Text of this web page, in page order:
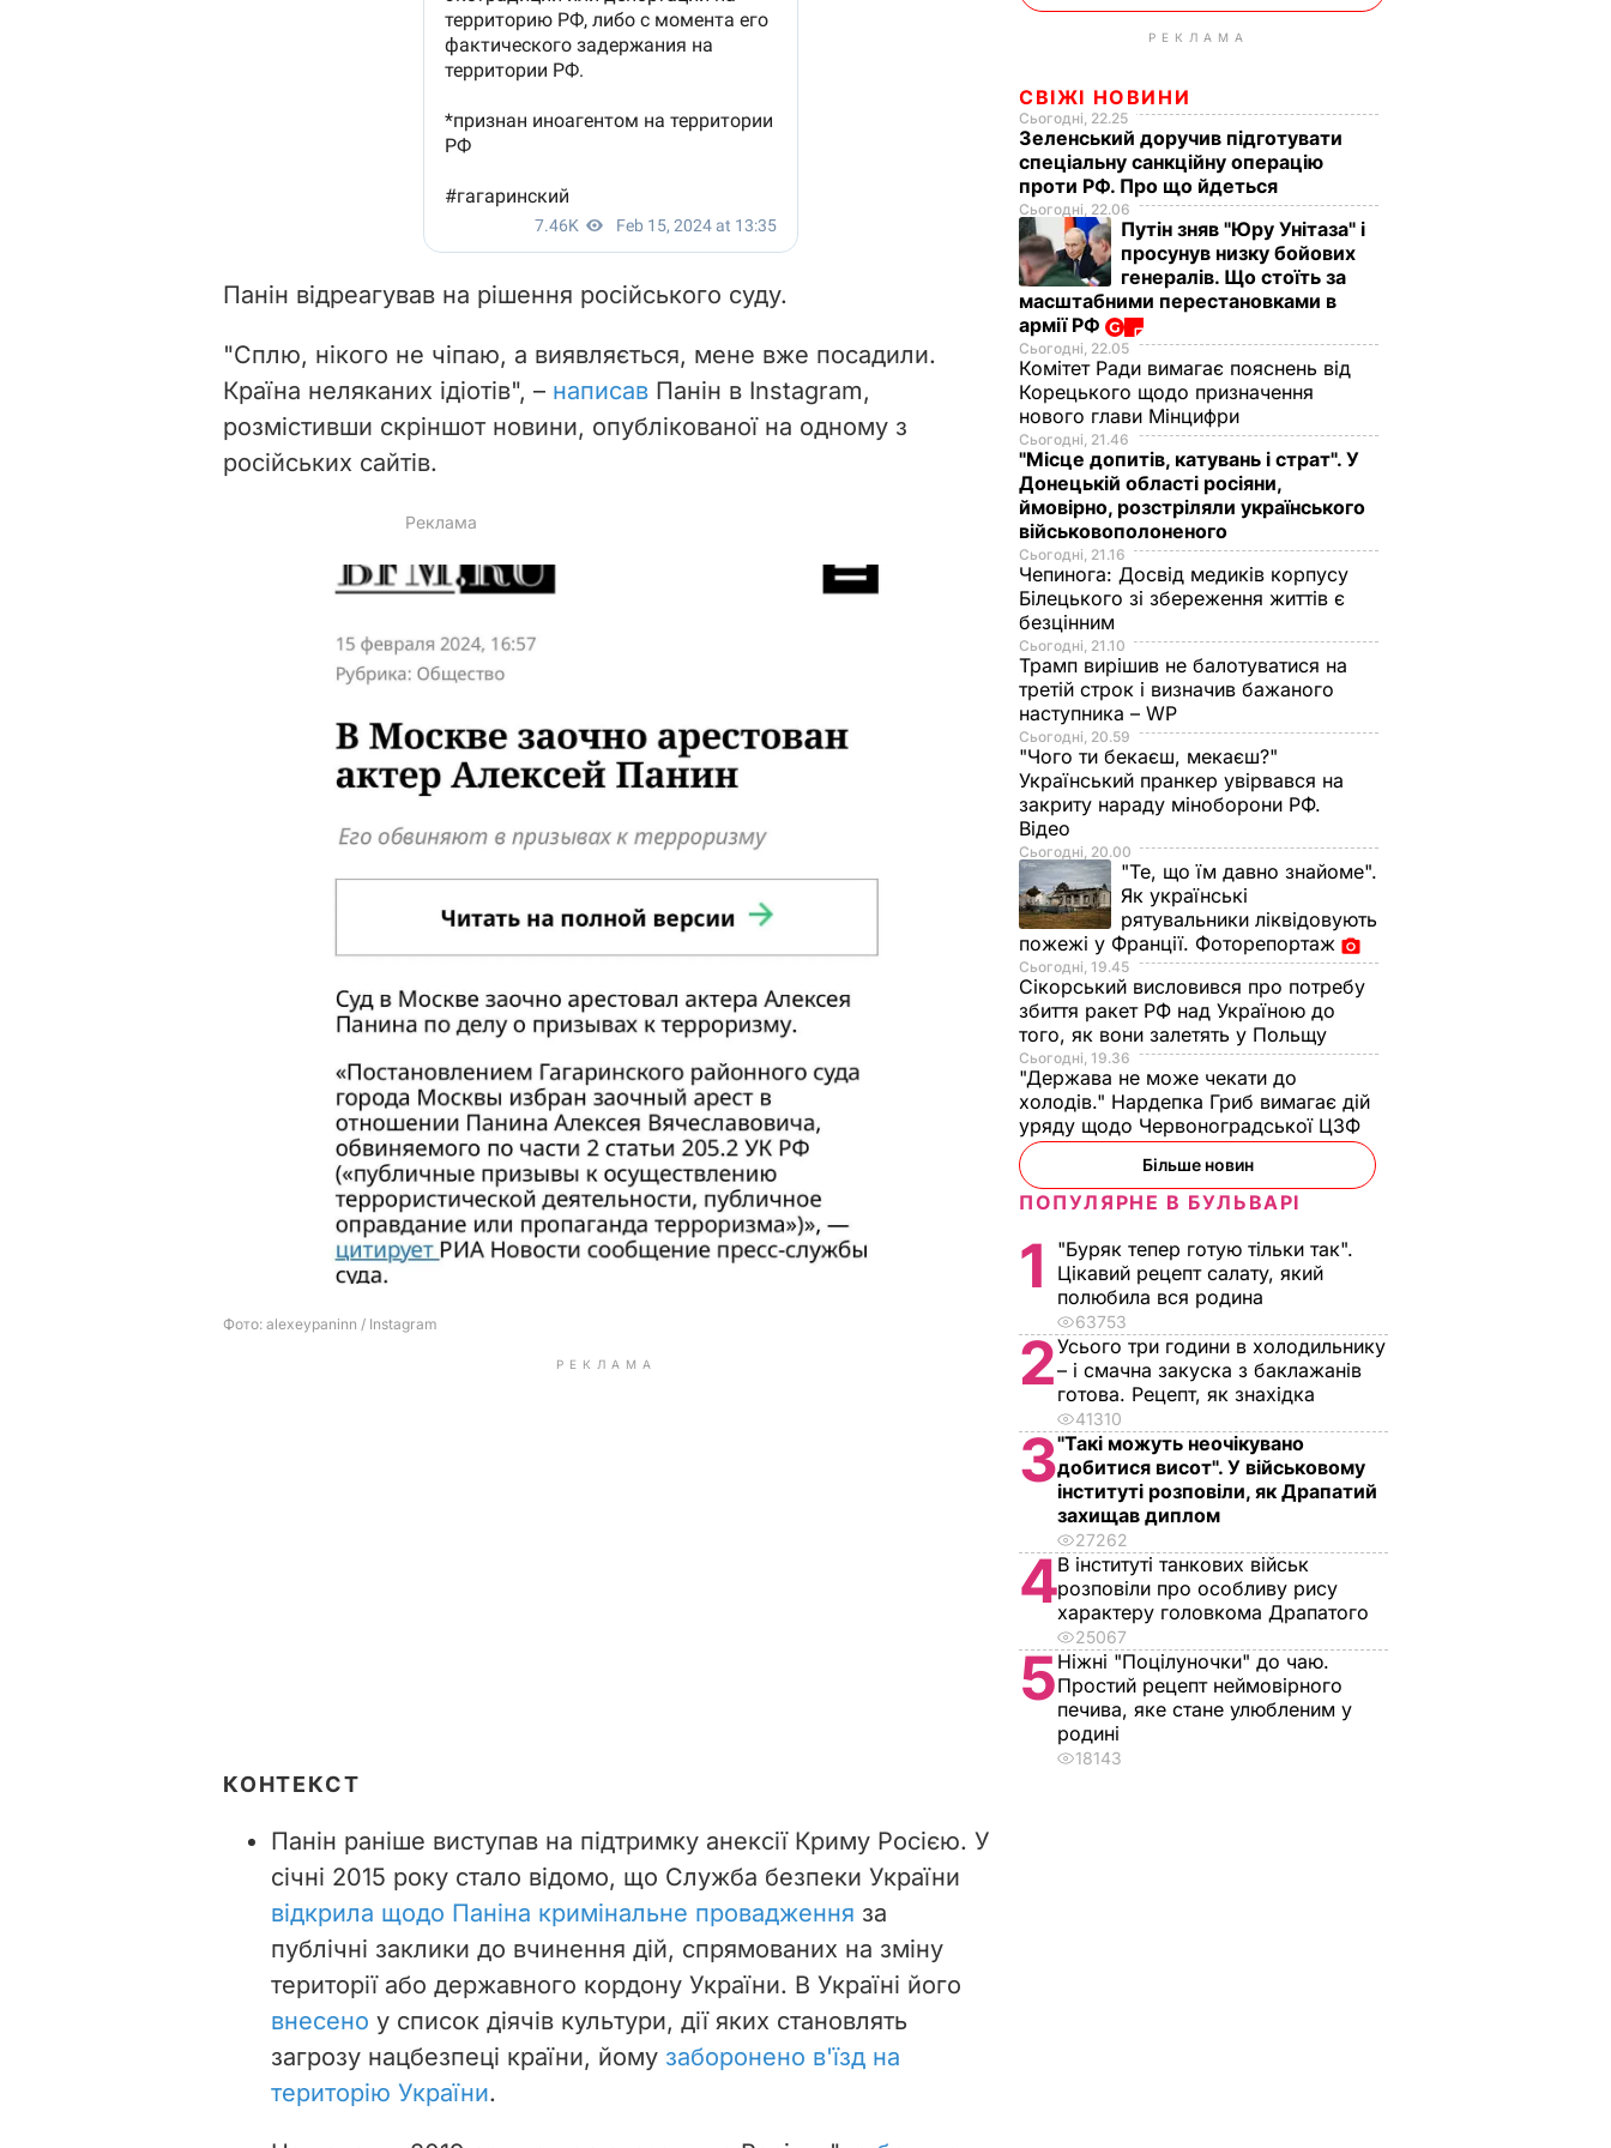
Панін відреагував на рішення російського суду.
"Сплю, нікого не чіпаю, а виявляється, мене вже посадили.
Країна неляканих ідіотів", – написав Панін в Instagram,
розмістивши скріншот новини, опублікованої на одному з
російських сайтів.
РЕКЛАМА
КОНТЕКСТ
Панін раніше виступав на підтримку анексії Криму Росією. У
січні 2015 року стало відомо, що Служба безпеки України
відкрила щодо Паніна кримінальне провадження за
публічні заклики до вчинення дій, спрямованих на зміну
території або державного кордону України. В Україні його
внесено у список діячів культури, дії яких становлять
загрозу нацбезпеці країни, йому заборонено в'їзд на
територію України.
РЕКЛАМА
СВІЖІ НОВИНИ
Сьогодні, 22.25
Зеленський доручив підготувати
спеціальну санкційну операцію
проти РФ. Про що йдеться
Сьогодні, 22.06
Путін зняв "Юру Унітаза" і
просунув низку бойових
генералів. Що стоїть за
масштабними перестановками в
армії РФ
Сьогодні, 22.05
Комітет Ради вимагає пояснень від
Корецького щодо призначення
нового глави Мінцифри
Сьогодні, 21.46
"Місце допитів, катувань і страт". У
Донецькій області росіяни,
ймовірно, розстріляли українського
військовополоненого
Сьогодні, 21.16
Чепинога: Досвід медиків корпусу
Білецького зі збереження життів є
безцінним
Сьогодні, 21.10
Трамп вирішив не балотуватися на
третій строк і визначив бажаного
наступника – WP
Сьогодні, 20.59
"Чого ти бекаєш, мекаєш?"
Український пранкер увірвався на
закриту нараду міноборони РФ.
Відео
Сьогодні, 20.00
"Те, що їм давно знайоме".
Як українські
рятувальники ліквідовують
пожежі у Франції. Фоторепортаж
Сьогодні, 19.45
Сікорський висловився про потребу
збиття ракет РФ над Україною до
того, як вони залетять у Польщу
Сьогодні, 19.36
"Держава не може чекати до
холодів." Нардепка Гриб вимагає дій
уряду щодо Червоноградської ЦЗФ
Більше новин
ПОПУЛЯРНЕ В БУЛЬВАРІ
1
"Буряк тепер готую тільки так".
Цікавий рецепт салату, який
полюбила вся родина
63753
2Усього три години в холодильнику
– і смачна закуска з баклажанів
готова. Рецепт, як знахідка
41310
3"Такі можуть неочікувано
добитися висот". У військовому
інституті розповіли, як Драпатий
захищав диплом
27262
4В інституті танкових військ
розповіли про особливу рису
характеру головкома Драпатого
25067
5Ніжні "Поцілуночки" до чаю.
Простий рецепт неймовірного
печива, яке стане улюбленим у
родині
18143